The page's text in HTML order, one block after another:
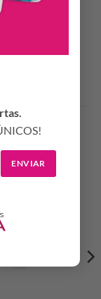
ENVIAR